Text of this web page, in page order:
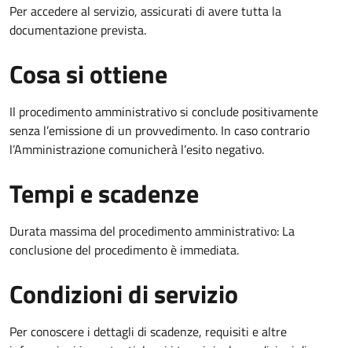
Per accedere al servizio, assicurati di avere tutta la
documentazione prevista.
Cosa si ottiene
Il procedimento amministrativo si conclude positivamente
senza l’emissione di un provvedimento. In caso contrario
l’Amministrazione comunicherà l’esito negativo.
Tempi e scadenze
Durata massima del procedimento amministrativo: La
conclusione del procedimento è immediata.
Condizioni di servizio
Per conoscere i dettagli di scadenze, requisiti e altre